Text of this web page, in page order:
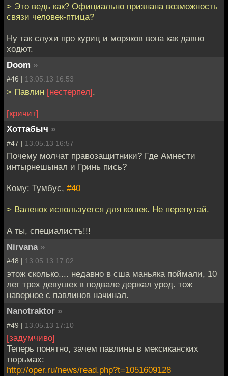
> Это ведь как? Официально признана возможность
связи человек-птица?
Ну так слухи про куриц и моряков вона как давно
ходют.
Doom »
#46 | 13.05.13 16:53
> Павлин [нестерпел].
[кричит]
Хоттабыч »
#47 | 13.05.13 16:57
Почему молчат правозащитники? Где Амнести
интырнешынал и Гринь пись?
Кому: Тумбус, #40
> Валенок используется для кошек. Не перепутай.
А ты, специалистъ!!!
Nirvana »
#48 | 13.05.13 17:02
этож сколько.... недавно в сша маньяка поймали, 10
лет трех девушек в подвале держал урод. тож
наверное с павлинов начинал.
Nanotraktor »
#49 | 13.05.13 17:10
[задумчиво]
Теперь понятно, зачем павлины в мексиканских
тюрьмах:
http://oper.ru/news/read.php?t=1051609128